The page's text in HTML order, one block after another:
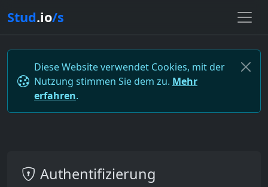
Stud.io/s
Diese Website verwendet Cookies, mit der
Nutzung stimmen Sie dem zu. Mehr
erfahren.
Authentifizierung